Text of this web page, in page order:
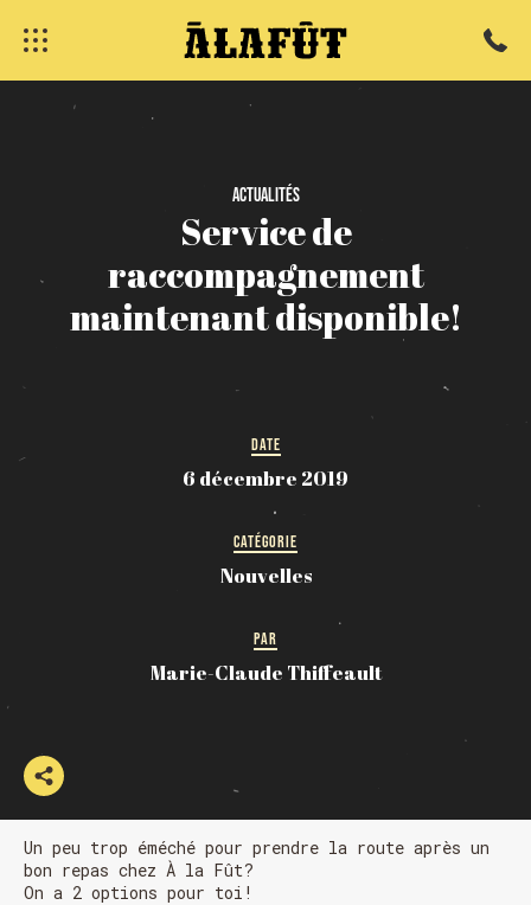
Actualités
Servicede
raccompagnement
maintenantdisponible!
DATE
6 décembre 2019
CATÉGORIE
Nouvelles
PAR
Marie-Claude Thiffeault
Un peu trop éméché pour prendre la route après un
bon repas chez À la Fût?
On a 2 options pour toi!